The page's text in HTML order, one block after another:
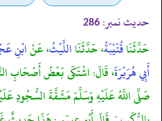
حدیث نمبر: 286
حَدَّثَنَاقُتَيْبَةُ، حَدَّثَنَااللَّيْثُ، عَنْابْنِ
أَبِي هُرَيْرَةَ، قَالَ: اشْتَكَى بَعْضُ أَصْحَابِ
صَلَّى اللَّهُ عَلَيْهِ وَسَلَّمَ مَشَقَّةَ السُّجُودِ